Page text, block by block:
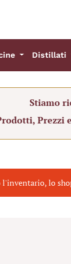
Distillati
Stiamo
Prezzi
lo